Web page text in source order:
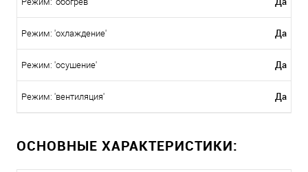
Режим: 'охлаждение' Да
Режим: 'осушение' Да
Режим: 'вентиляция' Да
ОСНОВНЫЕ ХАРАКТЕРИСТИКИ: